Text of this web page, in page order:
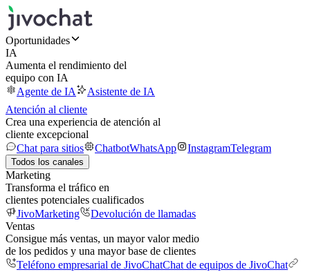
Oportunidades
IA
Aumenta el rendimiento del
equipo con IA
Agente de IA
Asistente de IA
Atención al cliente
Crea una experiencia de atención al
cliente excepcional
Chat para sitios
ChatbotWhatsApp InstagramTelegram
Todos los canales
Marketing
Transforma el tráfico en
clientes potenciales cualificados
JivoMarketing
Devolución de llamadas
Ventas
Consigue más ventas, un mayor valor medio
de los pedidos y una mayor base de clientes
Teléfono empresarial de JivoChatChat de equipos de JivoChat